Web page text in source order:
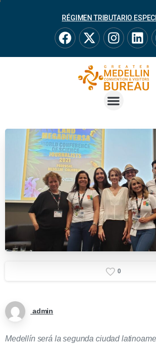
RÉGIMEN TRIBUTARIO
0
admin
Medellín será la segunda ciudad